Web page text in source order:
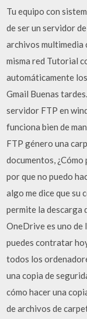
Tu equipo con
de ser un servidor
archivos
misma red Tutorial
automáticamente
Gmail Buenas
servidor FTP en
funciona bien de
FTP género una
documentos,
por que no puedo
algo me dice que su
permite la descarga
OneDrive es uno de
puedes contratar
todos los
una copia de
cómo hacer una
de archivos de